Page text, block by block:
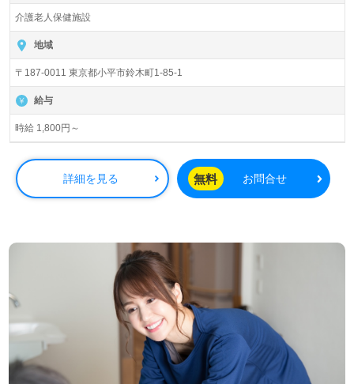
介護老人保健施設
地域
〒187-0011 東京都小平市鈴木町1-85-1
給与
時給 1,800円～
詳細を見る 無料 お問合せ